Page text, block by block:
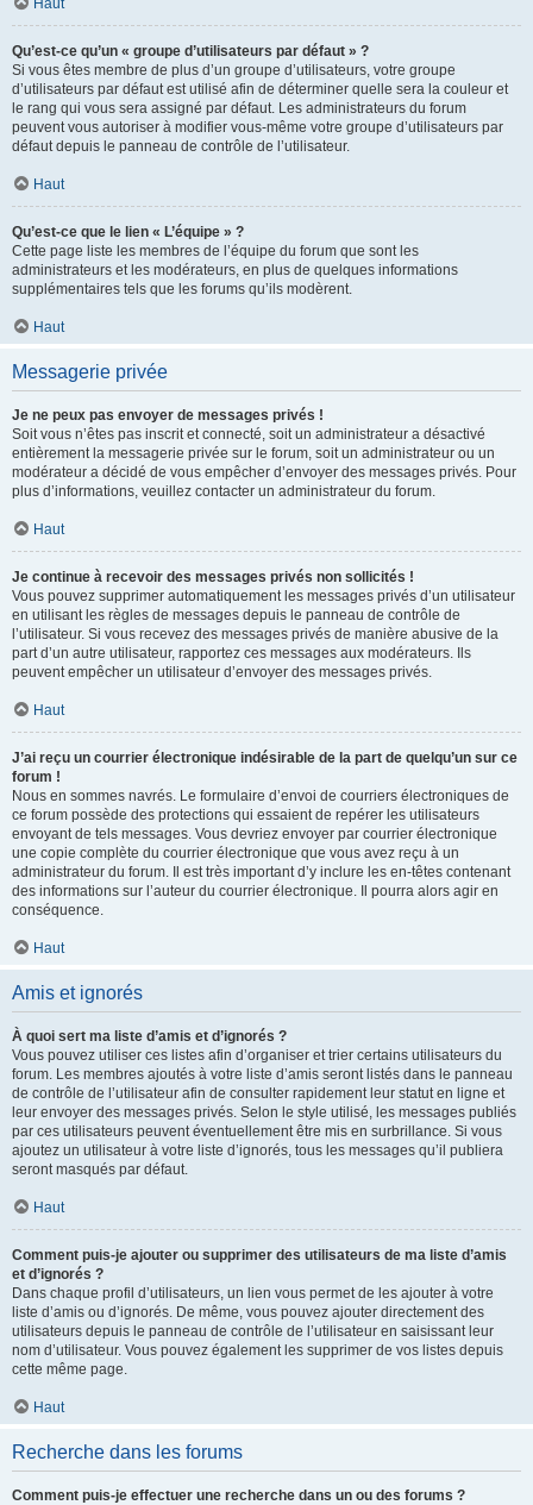
Haut
Qu’est-ce qu’un « groupe d’utilisateurs par défaut » ?
Si vous êtes membre de plus d’un groupe d’utilisateurs, votre groupe
d’utilisateurs par défaut est utilisé afin de déterminer quelle sera la couleur et
le rang qui vous sera assigné par défaut. Les administrateurs du forum
peuvent vous autoriser à modifier vous-même votre groupe d’utilisateurs par
défaut depuis le panneau de contrôle de l’utilisateur.
Haut
Qu’est-ce que le lien « L’équipe » ?
Cette page liste les membres de l’équipe du forum que sont les
administrateurs et les modérateurs, en plus de quelques informations
supplémentaires tels que les forums qu’ils modèrent.
Haut
Messagerie privée
Je ne peux pas envoyer de messages privés !
Soit vous n’êtes pas inscrit et connecté, soit un administrateur a désactivé
entièrement la messagerie privée sur le forum, soit un administrateur ou un
modérateur a décidé de vous empêcher d’envoyer des messages privés. Pour
plus d’informations, veuillez contacter un administrateur du forum.
Haut
Je continue à recevoir des messages privés non sollicités !
Vous pouvez supprimer automatiquement les messages privés d’un utilisateur
en utilisant les règles de messages depuis le panneau de contrôle de
l’utilisateur. Si vous recevez des messages privés de manière abusive de la
part d’un autre utilisateur, rapportez ces messages aux modérateurs. Ils
peuvent empêcher un utilisateur d’envoyer des messages privés.
Haut
J’ai reçu un courrier électronique indésirable de la part de quelqu’un sur ce
forum !
Nous en sommes navrés. Le formulaire d’envoi de courriers électroniques de
ce forum possède des protections qui essaient de repérer les utilisateurs
envoyant de tels messages. Vous devriez envoyer par courrier électronique
une copie complète du courrier électronique que vous avez reçu à un
administrateur du forum. Il est très important d’y inclure les en-têtes contenant
des informations sur l’auteur du courrier électronique. Il pourra alors agir en
conséquence.
Haut
Amis et ignorés
À quoi sert ma liste d’amis et d’ignorés ?
Vous pouvez utiliser ces listes afin d’organiser et trier certains utilisateurs du
forum. Les membres ajoutés à votre liste d’amis seront listés dans le panneau
de contrôle de l’utilisateur afin de consulter rapidement leur statut en ligne et
leur envoyer des messages privés. Selon le style utilisé, les messages publiés
par ces utilisateurs peuvent éventuellement être mis en surbrillance. Si vous
ajoutez un utilisateur à votre liste d’ignorés, tous les messages qu’il publiera
seront masqués par défaut.
Haut
Comment puis-je ajouter ou supprimer des utilisateurs de ma liste d’amis
et d’ignorés ?
Dans chaque profil d’utilisateurs, un lien vous permet de les ajouter à votre
liste d’amis ou d’ignorés. De même, vous pouvez ajouter directement des
utilisateurs depuis le panneau de contrôle de l’utilisateur en saisissant leur
nom d’utilisateur. Vous pouvez également les supprimer de vos listes depuis
cette même page.
Haut
Recherche dans les forums
Comment puis-je effectuer une recherche dans un ou des forums ?